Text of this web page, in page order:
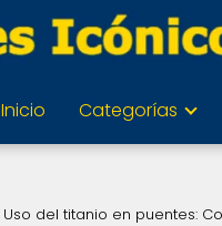
Inicio Categorías
Uso del titanio en puentes: